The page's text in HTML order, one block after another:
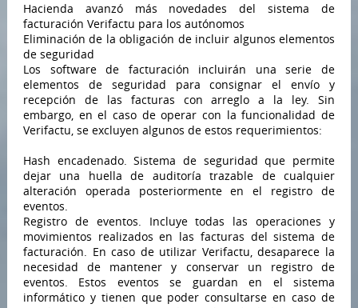
Hacienda avanzó más novedades del sistema de
facturación Verifactu para los autónomos
Eliminación de la obligación de incluir algunos elementos
de seguridad
Los software de facturación incluirán una serie de
elementos de seguridad para consignar el envío y
recepción de las facturas con arreglo a la ley. Sin
embargo, en el caso de operar con la funcionalidad de
Verifactu, se excluyen algunos de estos requerimientos:
Hash encadenado. Sistema de seguridad que permite
dejar una huella de auditoría trazable de cualquier
alteración operada posteriormente en el registro de
eventos.
Registro de eventos. Incluye todas las operaciones y
movimientos realizados en las facturas del sistema de
facturación. En caso de utilizar Verifactu, desaparece la
necesidad de mantener y conservar un registro de
eventos. Estos eventos se guardan en el sistema
informático y tienen que poder consultarse en caso de